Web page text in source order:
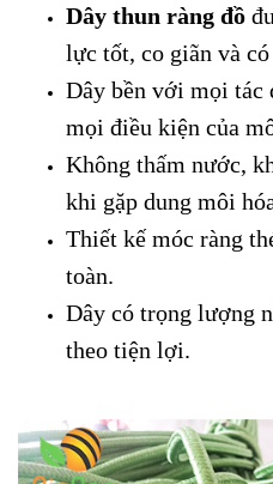
Dây thun ràng đồ
lực tốt, co giãn và
Dây bền với mọi tác
mọi điều kiện của
Không thấm nước,
khi gặp dung môi
Thiết kế móc ràng
toàn.
Dây có trọng lượng
theo tiện lợi.